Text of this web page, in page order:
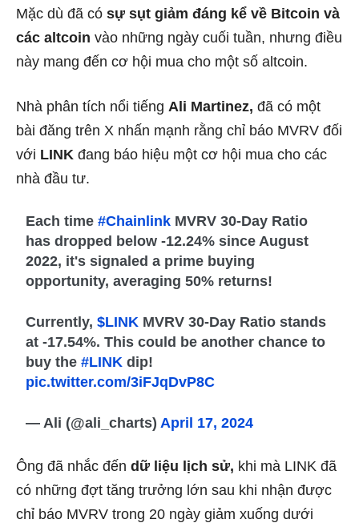
Mặc dù đã có sự sụt giảm đáng kể về Bitcoin và
các altcoin vào những ngày cuối tuần, nhưng điều
này mang đến cơ hội mua cho một số altcoin.
Nhà phân tích nổi tiếng Ali Martinez, đã có một
bài đăng trên X nhấn mạnh rằng chỉ báo MVRV đối
với LINK đang báo hiệu một cơ hội mua cho các
nhà đầu tư.
Each time#Chainlink MVRV 30-Day Ratio
has dropped below -12.24% since August
2022, it's signaled a prime buying
opportunity, averaging 50% returns!
Currently,$LINK MVRV 30-Day Ratio stands
at -17.54%. This could be another chance to
buy the#LINK dip!
pic.twitter.com/3iFJqDvP8C
— Ali (@ali_charts) April 17, 2024
Ông đã nhắc đến dữ liệu lịch sử, khi mà LINK đã
có những đợt tăng trưởng lớn sau khi nhận được
chỉ báo MVRV trong 20 ngày giảm xuống dưới